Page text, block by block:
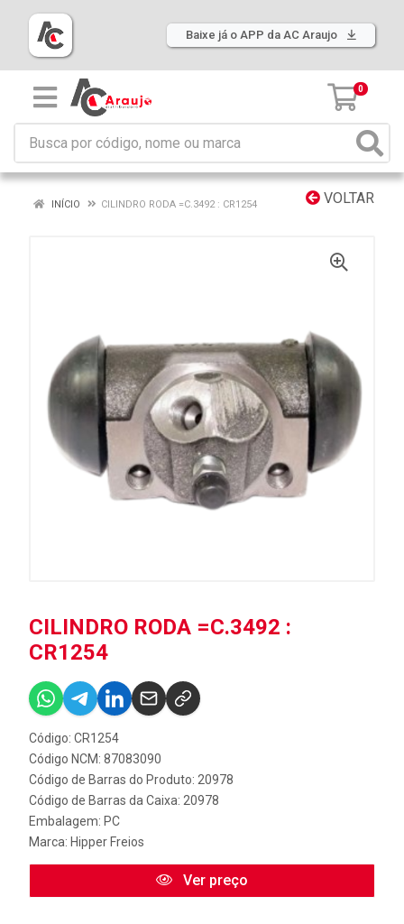
Baixe já o APP da AC Araujo
0
VOLTAR
INÍCIO CILINDRO RODA =C.3492 : CR1254
CILINDRO RODA =C.3492 :
CR1254
Código: CR1254
Código NCM: 87083090
Código de Barras do Produto: 20978
Código de Barras da Caixa: 20978
Embalagem: PC
Marca: Hipper Freios
Ver preço